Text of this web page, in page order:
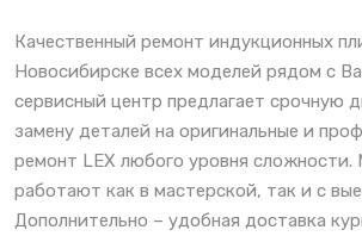
Качественный ремонт индукционных
Новосибирске всех моделей рядом с
сервисный центр предлагает срочную
замену деталей на оригинальные и
ремонт LEX любого уровня сложности.
работают как в мастерской, так и с
Дополнительно – удобная доставка